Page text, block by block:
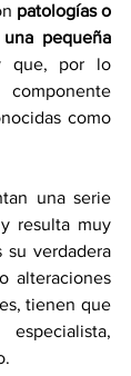
patologías o
pequeña
por lo
una serie
resulta muy
su verdadera
alteraciones
tienen que